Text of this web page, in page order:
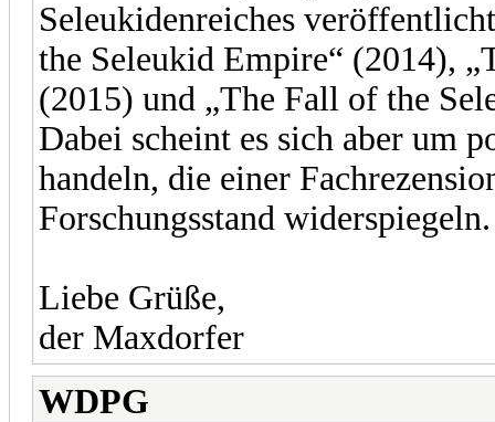
Seleukidenreiches
the Seleukid Empire“ (2014),
(2015) und „The Fall of the
Dabei scheint es sich aber um
handeln, die einer
Forschungsstand widerspiegeln.
Liebe Grüße,
der Maxdorfer
WDPG